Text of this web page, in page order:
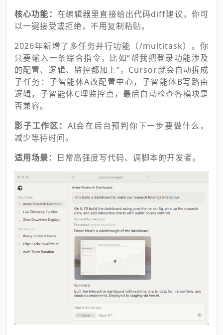
核心功能： 在编辑器里直接给出代码diff建议，你可
以一键接受或拒绝，不用复制粘贴。
2026年新增了多任务并行功能（/multitask）。你
只要输入一条综合指令，比如“帮我把登录功能涉及
的配置、逻辑、监控都加上”，Cursor就会自动拆成
子任务：子智能体A改配置中心，子智能体B写路由
逻辑，子智能体C埋监控点，最后自动检查各模块是
否兼容。
影子工作区： AI会在后台预判你下一步要做什么，
减少等待时间。
适用场景： 日常高强度写代码、调脚本的开发者。